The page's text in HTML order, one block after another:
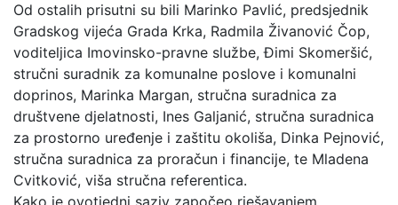
Od ostalih prisutni su bili Marinko Pavlić, predsjednik
Gradskog vijeća Grada Krka, Radmila Živanović Čop,
voditeljica Imovinsko-pravne službe, Đimi Skomeršić,
stručni suradnik za komunalne poslove i komunalni
doprinos, Marinka Margan, stručna suradnica za
društvene djelatnosti, Ines Galjanić, stručna suradnica
za prostorno uređenje i zaštitu okoliša, Dinka Pejnović,
stručna suradnica za proračun i financije, te Mladena
Cvitković, viša stručna referentica.